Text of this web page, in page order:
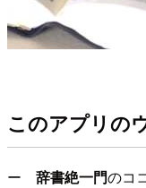
このアプリの
ー 辞書絶一門のコ